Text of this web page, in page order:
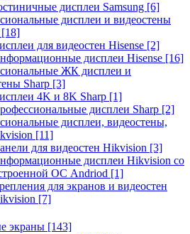
дисплеи Samsung [6]
дисплеи и видеостены
[18]
для видеостен Hisense [2]
дисплеи Hisense [16]
ЖК дисплеи и
Sharp [3]
4K и 8K Sharp [1]
дисплеи Sharp [2]
дисплеи, видеостены,
[11]
для видеостен Hikvision [3]
дисплеи Hikvision со
ОС Andriod [1]
для экранов и видеостен
[7]
экраны [143]